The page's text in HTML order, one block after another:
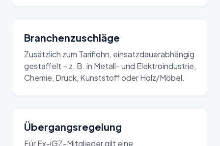
Branchenzuschläge
Zusätzlich zum Tariflohn, einsatzdauerabhängig
gestaffelt – z. B. in Metall- und Elektroindustrie,
Chemie, Druck, Kunststoff oder Holz/Möbel.
Übergangsregelung
Für Ex-iGZ-Mitglieder gilt eine